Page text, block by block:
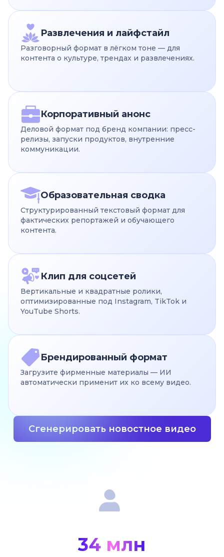
Развлечения и лайфстайл
Разговорный формат в лёгком тоне — для
контента о культуре, трендах и развлечениях.
Корпоративный анонс
Деловой формат под бренд компании: пресс-
релизы, запуски продуктов, внутренние
коммуникации.
Образовательная сводка
Структурированный текстовый формат для
фактических репортажей и обучающего
контента.
Клип для соцсетей
Вертикальные и квадратные ролики,
оптимизированные под Instagram, TikTok и
YouTube Shorts.
Брендированный формат
Загрузите фирменные материалы — ИИ
автоматически применит их ко всему видео.
Сгенерировать новостное видео
34 млн